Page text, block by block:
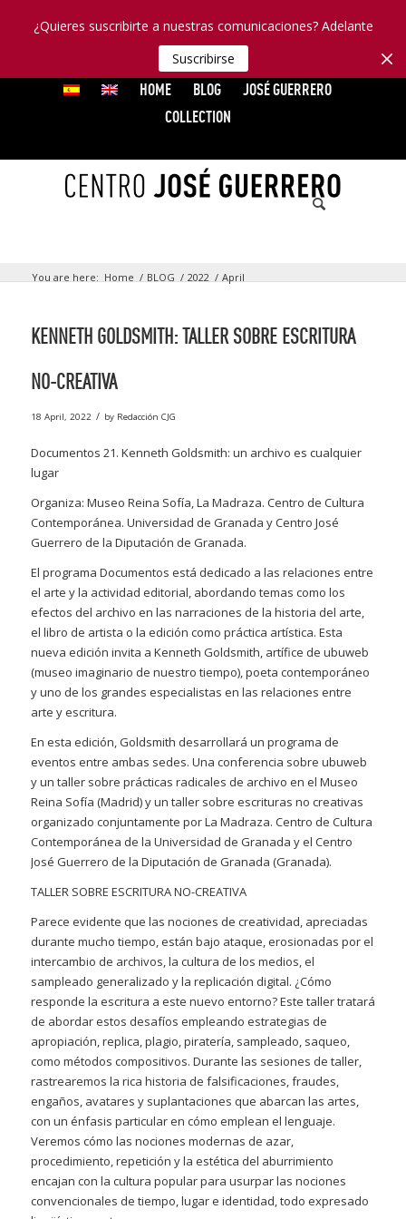
¿Quieres suscribirte a nuestras comunicaciones? Adelante
Suscribirse
HOME BLOG
JOSÉ GUERRERO
COLLECTION
You are here: Home / BLOG / 2022 / April
KENNETH GOLDSMITH: TALLER SOBRE ESCRITURA
NO-CREATIVA
18 April, 2022 / by Redacción CJG
Documentos 21. Kenneth Goldsmith: un archivo es cualquier
lugar
Organiza: Museo Reina Sofía, La Madraza. Centro de Cultura
Contemporánea. Universidad de Granada y Centro José
Guerrero de la Diputación de Granada.
El programa Documentos está dedicado a las relaciones entre
el arte y la actividad editorial, abordando temas como los
efectos del archivo en las narraciones de la historia del arte,
el libro de artista o la edición como práctica artística. Esta
nueva edición invita a Kenneth Goldsmith, artífice de ubuweb
(museo imaginario de nuestro tiempo), poeta contemporáneo
y uno de los grandes especialistas en las relaciones entre
arte y escritura.
En esta edición, Goldsmith desarrollará un programa de
eventos entre ambas sedes. Una conferencia sobre ubuweb
y un taller sobre prácticas radicales de archivo en el Museo
Reina Sofía (Madrid) y un taller sobre escrituras no creativas
organizado conjuntamente por La Madraza. Centro de Cultura
Contemporánea de la Universidad de Granada y el Centro
José Guerrero de la Diputación de Granada (Granada).
TALLER SOBRE ESCRITURA NO-CREATIVA
Parece evidente que las nociones de creatividad, apreciadas
durante mucho tiempo, están bajo ataque, erosionadas por el
intercambio de archivos, la cultura de los medios, el
sampleado generalizado y la replicación digital. ¿Cómo
responde la escritura a este nuevo entorno? Este taller tratará
de abordar estos desafíos empleando estrategias de
apropiación, replica, plagio, piratería, sampleado, saqueo,
como métodos compositivos. Durante las sesiones de taller,
rastrearemos la rica historia de falsificaciones, fraudes,
engaños, avatares y suplantaciones que abarcan las artes,
con un énfasis particular en cómo emplean el lenguaje.
Veremos cómo las nociones modernas de azar,
procedimiento, repetición y la estética del aburrimiento
encajan con la cultura popular para usurpar las nociones
convencionales de tiempo, lugar e identidad, todo expresado